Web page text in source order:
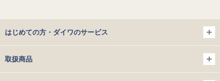
はじめての方・ダイワのサービス
取扱商品